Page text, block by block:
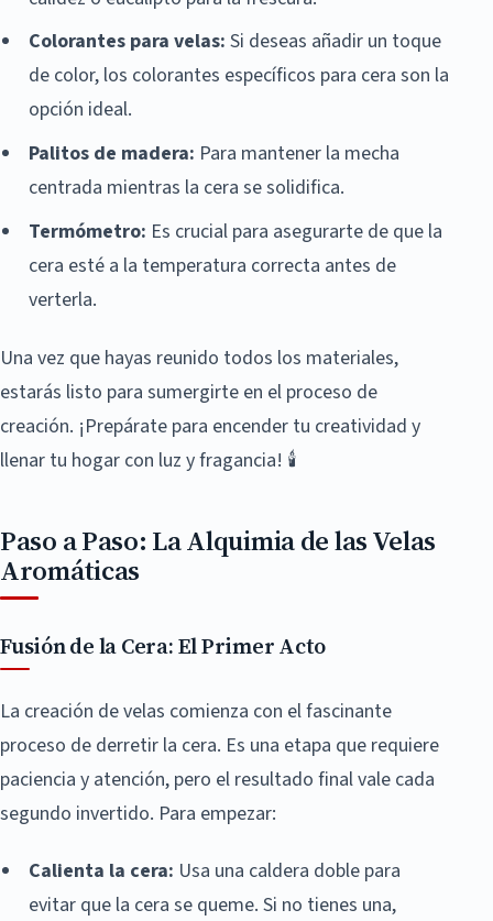
Colorantes para velas: Si deseas añadir un toque
de color, los colorantes específicos para cera son la
opción ideal.
Palitos de madera: Para mantener la mecha
centrada mientras la cera se solidifica.
Termómetro: Es crucial para asegurarte de que la
cera esté a la temperatura correcta antes de
verterla.
Una vez que hayas reunido todos los materiales,
estarás listo para sumergirte en el proceso de
creación. ¡Prepárate para encender tu creatividad y
llenar tu hogar con luz y fragancia! 🕯️
Paso a Paso: La Alquimia de las Velas
Aromáticas
Fusión de la Cera: El Primer Acto
La creación de velas comienza con el fascinante
proceso de derretir la cera. Es una etapa que requiere
paciencia y atención, pero el resultado final vale cada
segundo invertido. Para empezar:
Calienta la cera: Usa una caldera doble para
evitar que la cera se queme. Si no tienes una,